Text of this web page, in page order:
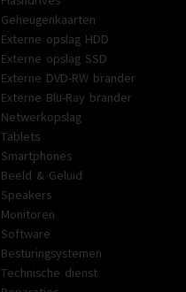
Geheugenkaarten
Externe opslag HDD
Externe opslag SSD
Externe DVD-RW brander
Externe Blu-Ray brander
Netwerkopslag
Tablets
Smartphones
Beeld & Geluid
Speakers
Monitoren
Software
Besturingsystemen
Technische dienst